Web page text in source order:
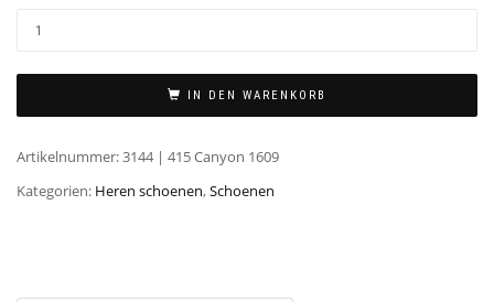
IN DEN WARENKORB
Artikelnummer:3144 | 415 Canyon 1609
Kategorien: Heren schoenen,Schoenen